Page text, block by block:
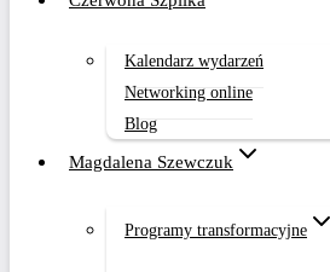
Kalendarz wydarzeń
Networking online
Blog
Magdalena Szewczuk
Programy transformacyjne